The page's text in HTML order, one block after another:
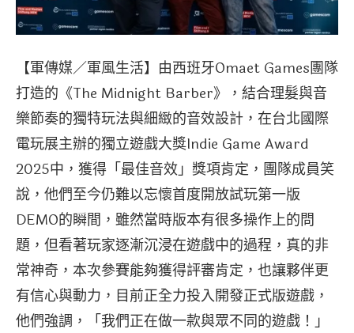
【軍傳媒／軍風生活】由西班牙Omaet Games團隊
打造的《The Midnight Barber》，結合理髮與音
樂節奏的獨特玩法與細緻的音效設計，在台北國際
電玩展主辦的獨立遊戲大獎Indie Game Award
2025中，獲得「最佳音效」獎項肯定，團隊成員笑
說，他們至今仍難以忘懷首度開放試玩第一版
DEMO的瞬間，雖然當時版本有很多操作上的問
題，但看著玩家逐漸沉浸在遊戲中的過程，真的非
常神奇，本次參賽能夠獲得評審肯定，也讓夥伴更
有信心與動力，目前正全力投入開發正式版遊戲，
他們強調，「我們正在做一款與眾不同的遊戲！」